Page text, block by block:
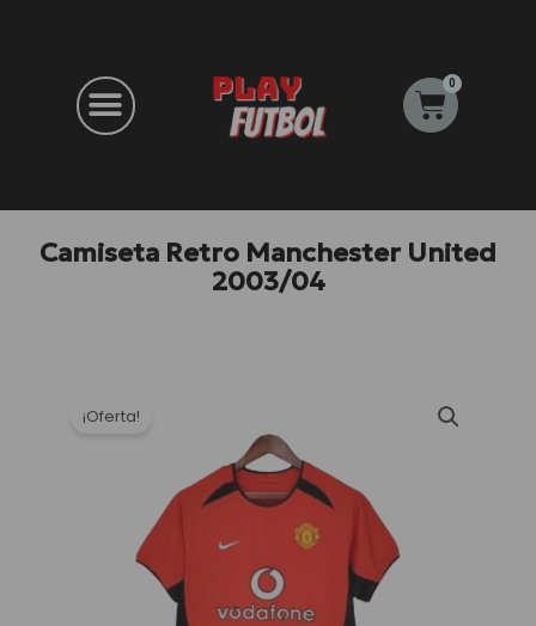
0
Carrito
Camiseta Retro Manchester United
2003/04
¡Oferta!